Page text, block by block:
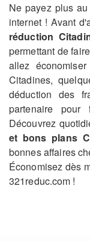
Ne payez plus
internet ! Avant
réduction
permettant de
allez
Citadines,
déduction des
partenaire pour
Découvrez
et bons plans
bonnes affaires
Économisez dès
321reduc.com !